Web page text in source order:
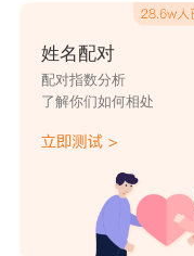
姓名配对
配对指数分析
了解你们如何相处